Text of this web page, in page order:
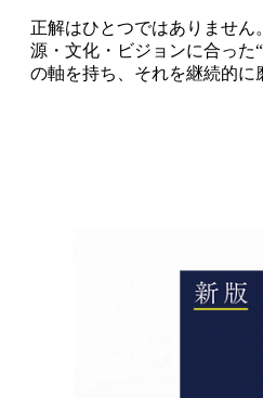
正解はひとつではありません
源・文化・ビジョンに合った
の軸を持ち、それを継続的に